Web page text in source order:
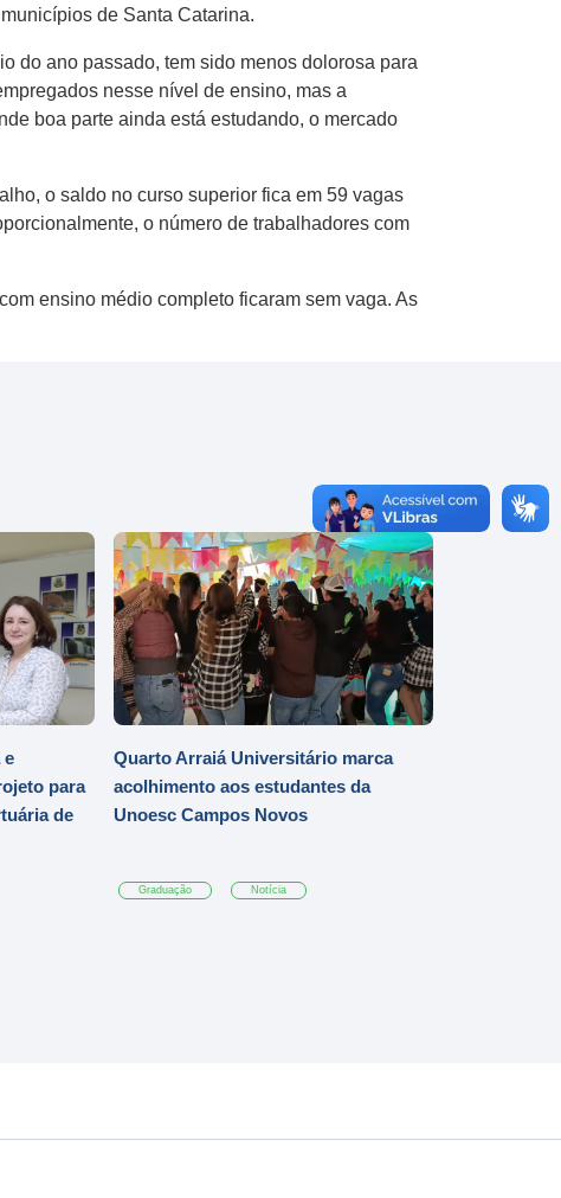
de Santa Catarina.
do ano passado, tem sido menos dolorosa para
nesse nível de ensino, mas a
boa parte ainda está estudando, o mercado
o saldo no curso superior fica em 59 vagas
o número de trabalhadores com
ensino médio completo ficaram sem vaga. As
e
para
de
Quarto Arraiá Universitário marca
acolhimento aos estudantes da
Unoesc Campos Novos
Graduação Notícia